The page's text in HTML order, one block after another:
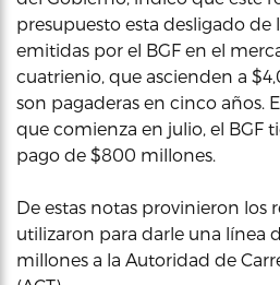
presupuesto esta desligado de
emitidas por el BGF en el
cuatrienio, que ascienden a
son pagaderas en cinco años.
que comienza en julio, el BGF
pago de $800 millones.
De estas notas provinieron los
utilizaron para darle una línea
millones a la Autoridad de